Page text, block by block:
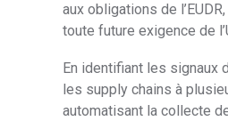
aux obligations de
toute future exigence de
En identifiant les signaux
les supply chains à
automatisant la collecte